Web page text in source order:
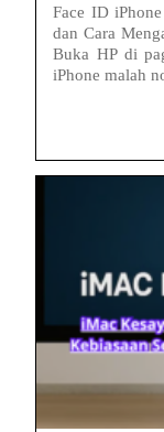
Face ID
dan Cara
Buka HP di
iPhone malah